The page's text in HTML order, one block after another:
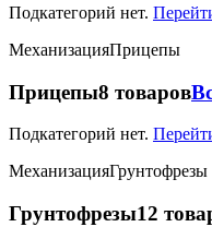
Подкатегорий нет.
МеханизацияПрицепы
Прицепы8 товаров
Подкатегорий нет.
МеханизацияГрунтофрезы
Грунтофрезы12